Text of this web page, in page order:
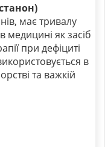
має тривалу
медицині як засіб
при дефіциті
в
та важкій